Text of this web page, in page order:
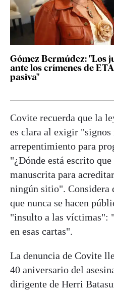
Gómez Bermúdez: "Los
ante los crímenes de
pasiva"
Covite recuerda que la
es clara al exigir "signos
arrepentimiento para
"¿Dónde está escrito
manuscrita para
ningún sitio". Considera
que nunca se hacen
"insulto a las víctimas":
en esas cartas".
La denuncia de Covite
40 aniversario del
dirigente de Herri